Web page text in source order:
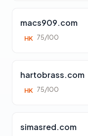
macs909.com
HK 75/100
hartobrass.com
HK 75/100
simasred.com